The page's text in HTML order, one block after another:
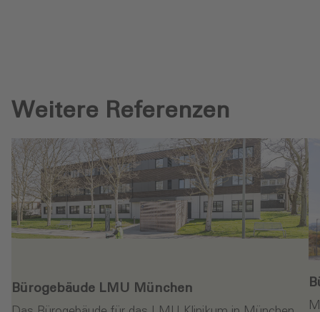
Weitere Referenzen
Bürogebäude LMU München